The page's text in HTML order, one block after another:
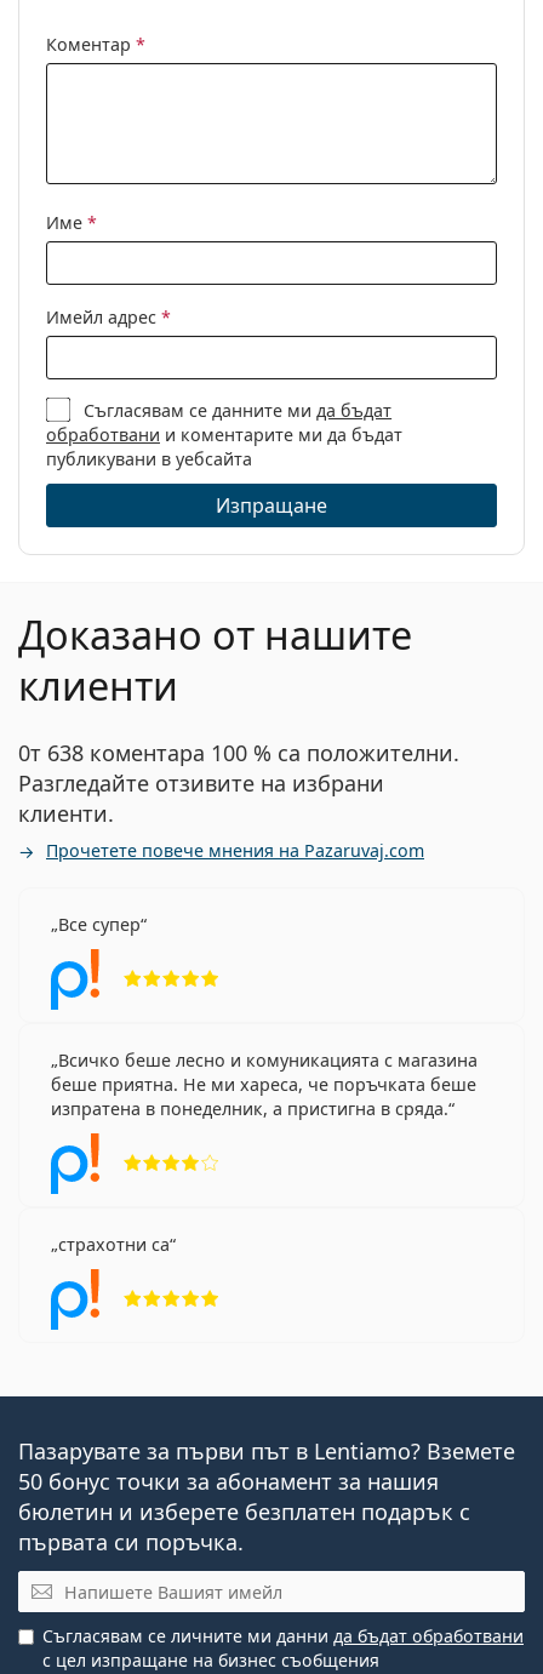
Предназначение:
Коментар *
Име *
Имейл адрес *
Съгласявам се данните ми да бъдат
обработвани и коментарите ми да бъдат
публикувани в уебсайта
Изпращане
Доказано от нашите
клиенти
0т 638 коментара 100 % са положителни.
Разгледайте отзивите на избрани
клиенти.
Прочетете повече мнения на Pazaruvaj.com
Все супер
Всичко беше лесно и комуникацията с магазина
беше приятна. Не ми хареса, че поръчката беше
изпратена в понеделник, а пристигна в сряда.
страхотни са
Пазарувате за първи път в Lentiamo? Вземете
50 бонус точки за абонамент за нашия
бюлетин и изберете безплатен подарък с
първата си поръчка.
Имейл
Съгласявам се личните ми данни да бъдат обработвани
с цел изпращане на бизнес съобщения